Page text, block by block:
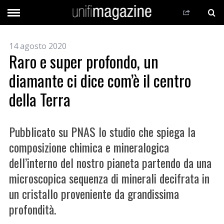
14 agosto 2020
Raro e super profondo, un
diamante ci dice com’è il centro
della Terra
Pubblicato su PNAS lo studio che spiega la
composizione chimica e mineralogica
dell’interno del nostro pianeta partendo da una
microscopica sequenza di minerali decifrata in
un cristallo proveniente da grandissima
profondità.